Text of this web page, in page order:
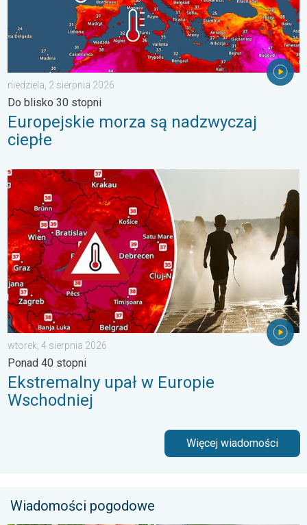
niedziela, 2 sierpnia 2026
Do blisko 30 stopni
Europejskie morza są nadzwyczaj
ciepłe
Ekstremalny upał w Europie Wschodniej. Ponad 40 stopni. . .
wtorek, 4 sierpnia 2026
Ponad 40 stopni
Ekstremalny upał w Europie
Wschodniej
Więcej wiadomości
Wiadomości pogodowe